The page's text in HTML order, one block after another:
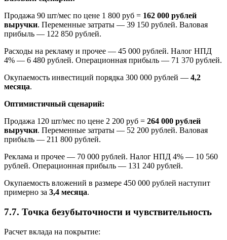
Продажа 90 шт/мес по цене 1 800 руб = 162 000 рублей
выручки. Переменные затраты — 39 150 рублей. Валовая
прибыль — 122 850 рублей.
Расходы на рекламу и прочее — 45 000 рублей. Налог НПД
4% — 6 480 рублей. Операционная прибыль — 71 370 рублей.
Окупаемость инвестиций порядка 300 000 рублей — 4,2
месяца.
Оптимистичный сценарий:
Продажа 120 шт/мес по цене 2 200 руб = 264 000 рублей
выручки. Переменные затраты — 52 200 рублей. Валовая
прибыль — 211 800 рублей.
Реклама и прочее — 70 000 рублей. Налог НПД 4% — 10 560
рублей. Операционная прибыль — 131 240 рублей.
Окупаемость вложений в размере 450 000 рублей наступит
примерно за 3,4 месяца.
7.7. Точка безубыточности и чувствительность
Расчет вклада на покрытие: